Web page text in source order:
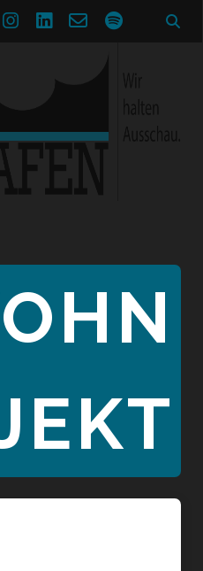
instagram
linkedin
email-spotify